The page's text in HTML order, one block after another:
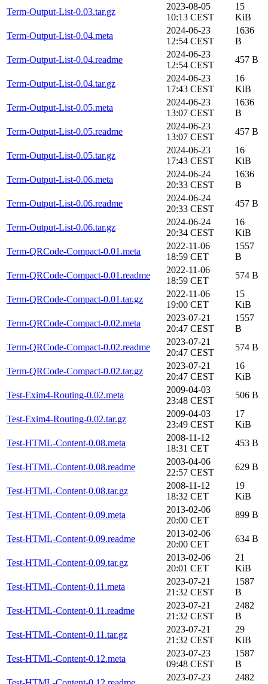
Term-Output-List-0.03.tar.gz
2023-08-05
10:13 CEST
15
KiB
Term-Output-List-0.04.meta
2024-06-23
12:54 CEST
1636
B
Term-Output-List-0.04.readme
2024-06-23
12:54 CEST
457 B
Term-Output-List-0.04.tar.gz
2024-06-23
17:43 CEST
16
KiB
Term-Output-List-0.05.meta
2024-06-23
13:07 CEST
1636
B
Term-Output-List-0.05.readme
2024-06-23
13:07 CEST
457 B
Term-Output-List-0.05.tar.gz
2024-06-23
17:43 CEST
16
KiB
Term-Output-List-0.06.meta
2024-06-24
20:33 CEST
1636
B
Term-Output-List-0.06.readme
2024-06-24
20:33 CEST
457 B
Term-Output-List-0.06.tar.gz
2024-06-24
20:34 CEST
16
KiB
Term-QRCode-Compact-0.01.meta
2022-11-06
18:59 CET
1557
B
Term-QRCode-Compact-0.01.readme
2022-11-06
18:59 CET
574 B
Term-QRCode-Compact-0.01.tar.gz
2022-11-06
19:00 CET
15
KiB
Term-QRCode-Compact-0.02.meta
2023-07-21
20:47 CEST
1557
B
Term-QRCode-Compact-0.02.readme
2023-07-21
20:47 CEST
574 B
Term-QRCode-Compact-0.02.tar.gz
2023-07-21
20:47 CEST
16
KiB
Test-Exim4-Routing-0.02.meta
2009-04-03
23:48 CEST
506 B
Test-Exim4-Routing-0.02.tar.gz
2009-04-03
23:49 CEST
17
KiB
Test-HTML-Content-0.08.meta
2008-11-12
18:31 CET
453 B
Test-HTML-Content-0.08.readme
2003-04-06
22:57 CEST
629 B
Test-HTML-Content-0.08.tar.gz
2008-11-12
18:32 CET
19
KiB
Test-HTML-Content-0.09.meta
2013-02-06
20:00 CET
899 B
Test-HTML-Content-0.09.readme
2013-02-06
20:00 CET
634 B
Test-HTML-Content-0.09.tar.gz
2013-02-06
20:01 CET
21
KiB
Test-HTML-Content-0.11.meta
2023-07-21
21:32 CEST
1587
B
Test-HTML-Content-0.11.readme
2023-07-21
21:32 CEST
2482
B
Test-HTML-Content-0.11.tar.gz
2023-07-21
21:32 CEST
29
KiB
Test-HTML-Content-0.12.meta
2023-07-23
09:48 CEST
1587
B
2023-07-23
2482